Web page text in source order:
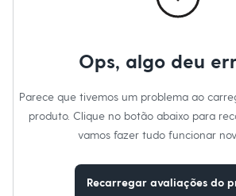
Roupas
Bermudas
Camisas
Casacos e Jaquetas
Ops, algo deu
Parece que tivemos um problema ao
produto. Clique no botão abaixo para
vamos fazer tudo funcionar
Recarregar avaliações do